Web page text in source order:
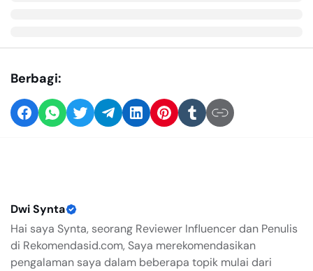
Berbagi:
Dwi Synta
Hai saya Synta, seorang Reviewer Influencer dan Penulis
di Rekomendasid.com, Saya merekomendasikan
pengalaman saya dalam beberapa topik mulai dari